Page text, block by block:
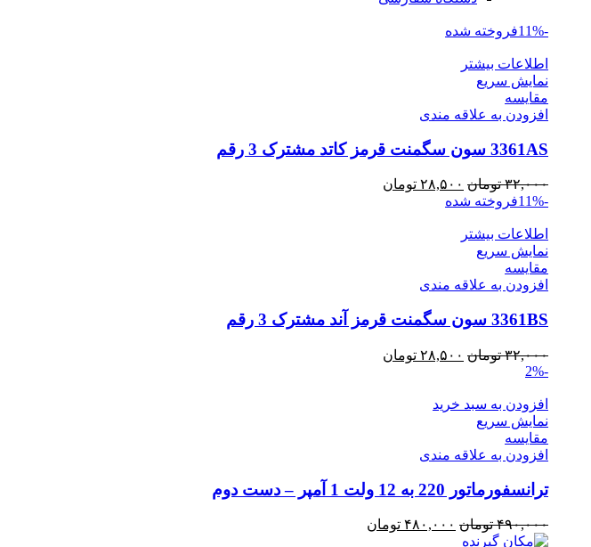
-11% فروخته شده
اطلاعات بیشتر
نمایش سریع
مقايسه
افزودن به علاقه مندی
3361AS سون سگمنت قرمز کاتد مشترک 3 رقم
۳۲,۰۰۰ تومان قیمت
اصلی
۲۸,۵۰۰ تومان
-11% فروخته شده
اطلاعات بیشتر
نمایش سریع
مقايسه
افزودن به علاقه مندی
3361BS سون سگمنت قرمز آند مشترک 3 رقم
۳۲,۰۰۰ تومان قیمت
بود.
۲۸,۵۰۰ تومان
-2%
افزودن به سبد خرید
نمایش سریع
مقايسه
افزودن به علاقه مندی
ترانسفورماتور 220 به 12 ولت 1 آمپر – دست دوم
۴۹۰,۰۰۰ تومان قیمت
۴۸۰,۰۰۰ تومان